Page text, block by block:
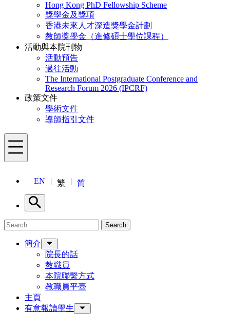
Hong Kong PhD Fellowship Scheme
獎學金及獎項
香港未來人才深造獎學金計劃
教師獎學金（進修碩士學位課程）
活動與本院刊物
活動預告
過往活動
The International Postgraduate Conference and
Research Forum 2026 (IPCRF)
政策文件
學術文件
導師指引文件
Menu
EN 繁 简
Search
Search for: Search
簡介
院長的話
教職員
本院聯繫方式
教職員平臺
主頁
有意報讀學生